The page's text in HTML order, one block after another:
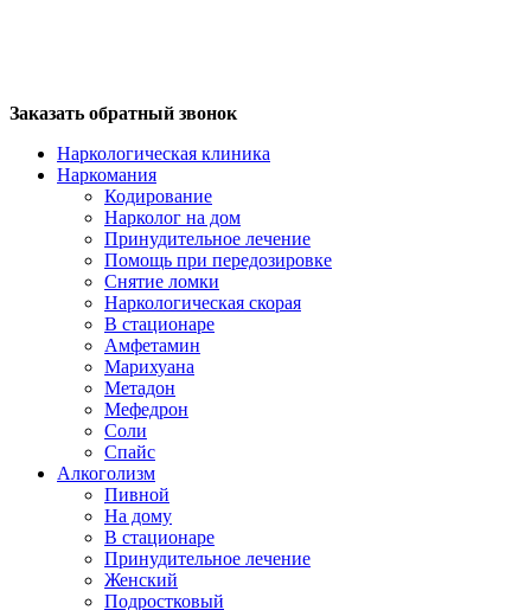
Заказать обратный звонок
Наркологическая клиника
Наркомания
Кодирование
Нарколог на дом
Принудительное лечение
Помощь при передозировке
Снятие ломки
Наркологическая скорая
В стационаре
Амфетамин
Марихуана
Метадон
Мефедрон
Соли
Спайс
Алкоголизм
Пивной
На дому
В стационаре
Принудительное лечение
Женский
Подростковый